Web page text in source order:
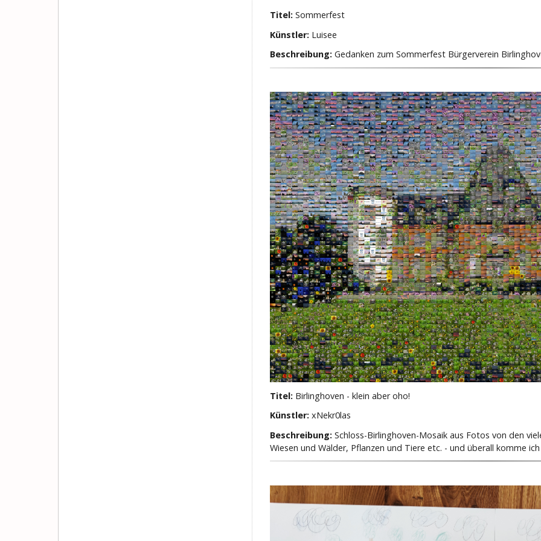
Titel: Sommerfest
Künstler: Luisee
Beschreibung: Gedanken zum Sommerfest Bürgerverein
Titel: Birlinghoven - klein aber oho!
Künstler:xNekr0las
Beschreibung: Schloss-Birlinghoven-Mosaik aus Fotos von den
Wiesen und Wälder, Pflanzen und Tiere etc. - und überall komme